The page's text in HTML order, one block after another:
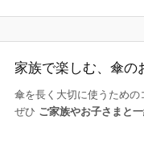
家族で楽しむ、傘の
傘を長く大切に使うため
ぜひ ご家族やお子さまと